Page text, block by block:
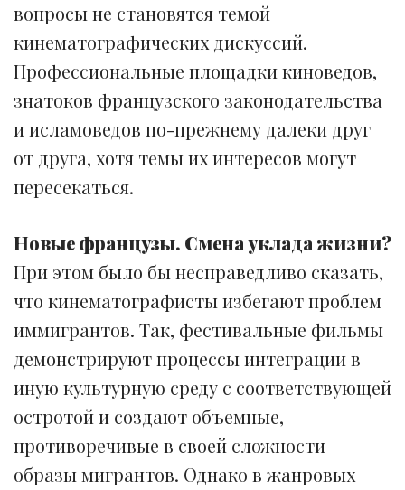
вопросы не становятся темой
кинематографических дискуссий.
Профессиональные площадки киноведов,
знатоков французского законодательства
и исламоведов по-прежнему далеки друг
от друга, хотя темы их интересов могут
пересекаться.
Новые французы. Смена уклада жизни?
При этом было бы несправедливо сказать,
что кинематографисты избегают проблем
иммигрантов. Так, фестивальные фильмы
демонстрируют процессы интеграции в
иную культурную среду с соответствующей
остротой и создают объемные,
противоречивые в своей сложности
образы мигрантов. Однако в жанровых